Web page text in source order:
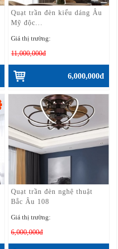
Quạt trần đèn kiểu dáng Âu
Mỹ độc...
Giá thị trường:
11,000,000đ
6,000,000đ
Quạt trần đèn nghệ thuật
Bắc Âu 108
Giá thị trường:
6,000,000đ